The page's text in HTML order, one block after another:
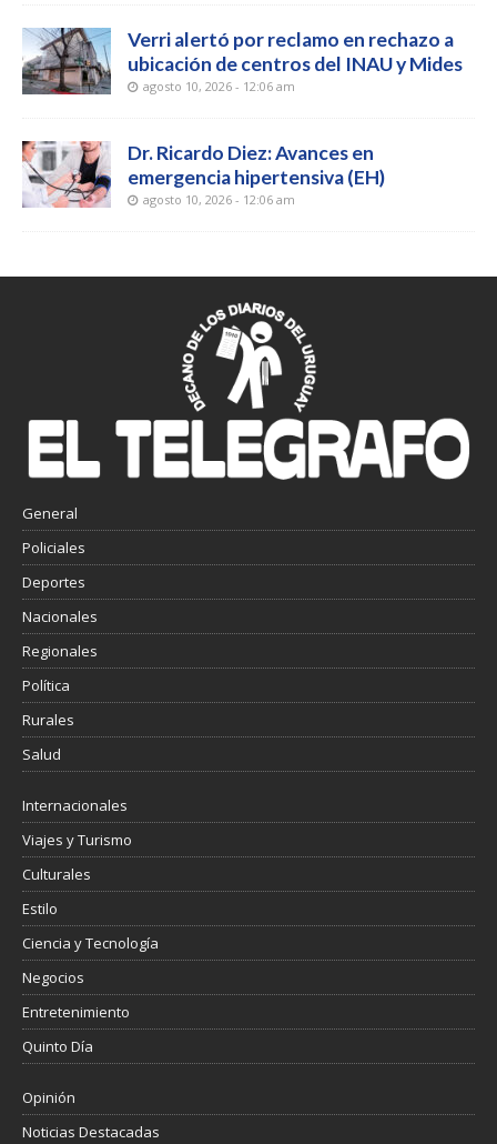
Verri alertó por reclamo en rechazo a
ubicación de centros del INAU y Mides
agosto 10, 2026 - 12:06 am
Dr. Ricardo Diez: Avances en
emergencia hipertensiva (EH)
agosto 10, 2026 - 12:06 am
General
Policiales
Deportes
Nacionales
Regionales
Política
Rurales
Salud
Internacionales
Viajes y Turismo
Culturales
Estilo
Ciencia y Tecnología
Negocios
Entretenimiento
Quinto Día
Opinión
Noticias Destacadas